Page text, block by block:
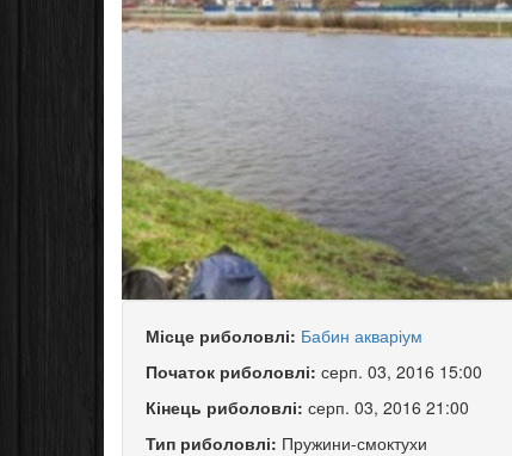
Місце риболовлі: Бабин акваріум
Початок риболовлі: серп. 03, 2016 15:00
Кінець риболовлі: серп. 03, 2016 21:00
Тип риболовлі: Пружини-смоктухи